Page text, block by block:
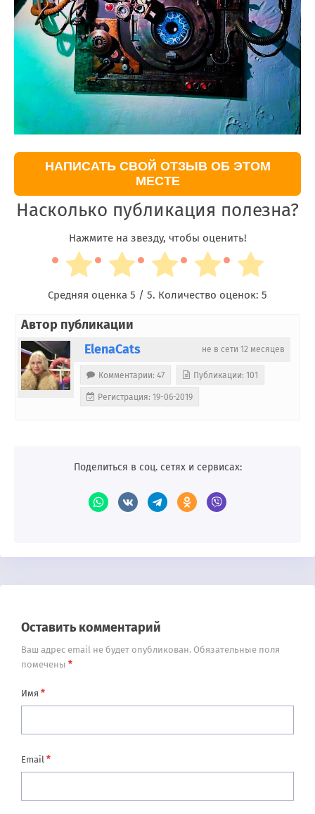
НАПИСАТЬ СВОЙ ОТЗЫВ ОБ ЭТОМ
МЕСТЕ
Насколько публикация полезна?
Нажмите на звезду, чтобы оценить!
Средняя оценка 5 / 5. Количество оценок: 5
Автор публикации
не в сети 12 месяцев
ElenaCats
Комментарии: 47 Публикации: 101
Регистрация: 19-06-2019
Поделиться в соц. сетях и сервисах:
Оставить комментарий
Ваш адрес email не будет опубликован. Обязательные поля
помечены *
Имя *
Email *